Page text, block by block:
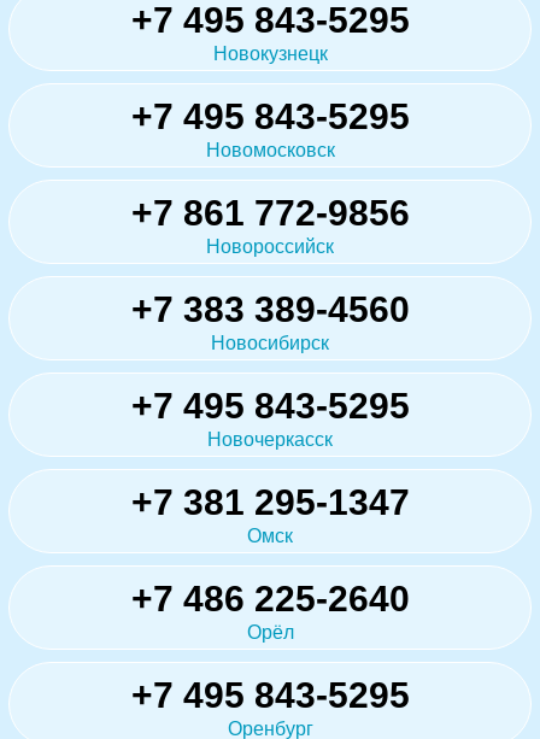
+7 495 843-5295
Новокузнецк
+7 495 843-5295
Новомосковск
+7 861 772-9856
Новороссийск
+7 383 389-4560
Новосибирск
+7 495 843-5295
Новочеркасск
+7 381 295-1347
Омск
+7 486 225-2640
Орёл
+7 495 843-5295
Оренбург